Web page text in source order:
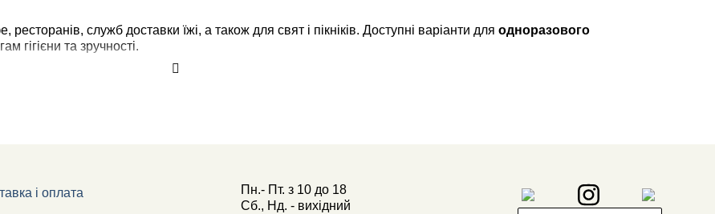
ресторанів, служб доставки їжі, а також для свят і пікніків. Доступні варіанти для одноразового
гігієни та зручності.
і оплата Пн.- Пт.з 10 до 18
Сб., Нд. - вихідний